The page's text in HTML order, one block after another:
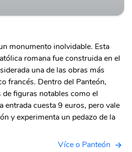
monumento inolvidable. Esta
romana fue construida en el
una de las obras más
francés. Dentro del Panteón,
figuras notables como el
cuesta 9 euros, pero vale
y experimenta un pedazo de la
Více o Panteón